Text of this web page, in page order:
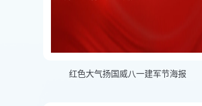
红色大气扬国威八一建军节海报